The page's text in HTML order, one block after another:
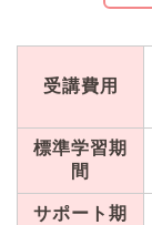
受講費用
標準学習期
間
サポート期